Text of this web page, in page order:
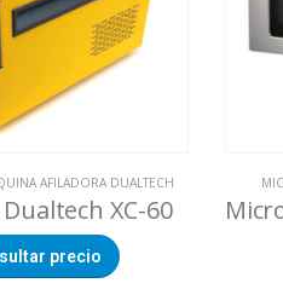
PESCADERIAAFILADORA DUALTECH
XC-60
precio